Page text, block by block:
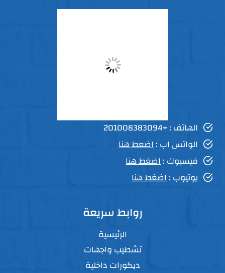
الهاتف : +201008383094
الواتس اب :اضعط هنا
فيسبوك :اضغط هنا
يوتيوب :اضغط هنا
روابط سريعة
الرئيسية
تشطيب واجهات
ديكورات داخلية